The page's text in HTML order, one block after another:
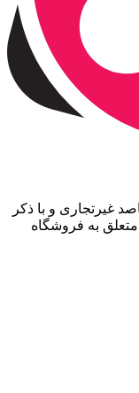
غیرتجاری و با ذکر
به فروشگاه